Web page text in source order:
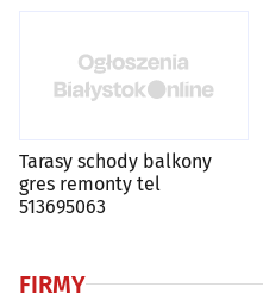
Tarasy schody balkony
gres remonty tel
513695063
FIRMY